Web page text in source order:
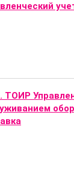
ТОИР